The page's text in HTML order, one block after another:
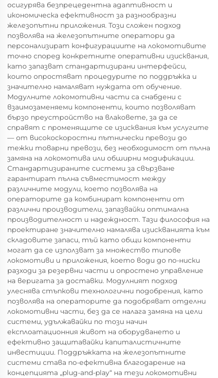
осигурява безпрецедентна адаптивност и
икономическа ефективност за разнообразни
железопътни приложения. Този сложен подход
позволява на железопътните оператори да
персонализират конфигурациите на локомотивите
точно според конкретните оперативни изисквания,
като запазват стандартизирани интерфейси,
които опростяват процедурите по поддръжка и
значително намаляват нуждата от обучение.
Модулните локомотивни части са снабдени с
взаимозаменяеми компоненти, които позволяват
бързо преустройство на влаковете, за да се
справят с променящите се изисквания към услугите
— от високоскоростни пътнически превози до
тежки товарни превози, без необходимост от пълна
замяна на локомотива или обширни модификации.
Стандартизираните системи за свързване
гарантират пълна съвместимост между
различните модули, което позволява на
операторите да комбинират компоненти от
различни производители, запазвайки оптимална
производителност и надеждност. Тази философия на
проектиране значително намалява изискванията към
складовите запаси, тъй като общи компоненти
могат да се използват за множество типове
локомотиви и приложения, което води до по-ниски
разходи за резервни части и опростено управление
на веригата за доставки. Модулният подход
улеснява стъпкови технологични подобрения, като
позволява на операторите да подобряват отделни
локомотивни части, без да се налага замяна на цели
системи, удължавайки по този начин
експлоатационния живот на оборудването и
ефективно защитавайки капиталистичните
инвестиции. Поддръжката на железопътните
системи става по-ефективна благодарение на
концепцията „plug-and-play“ на тези локомотивни